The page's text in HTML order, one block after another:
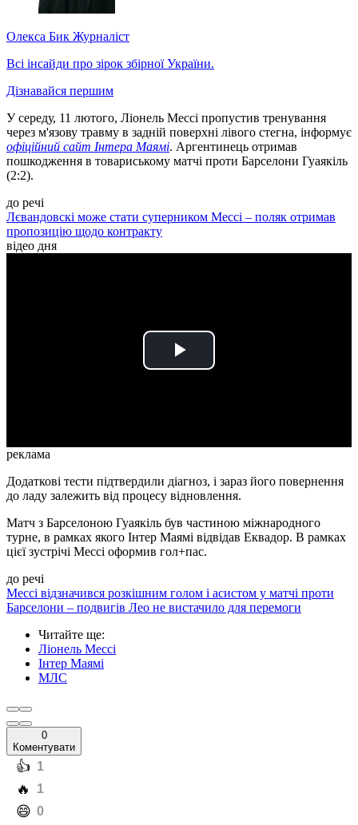
Олекса Бик Журналіст
Всі інсайди про зірок збірної України.
Дізнавайся першим
У середу, 11 лютого, Ліонель Мессі пропустив тренування
через м'язову травму в задній поверхні лівого стегна, інформує
офіційний сайт Інтера Маямі. Аргентинець отримав
пошкодження в товариському матчі проти Барселони Гуаякіль
(2:2).
до речі
Лєвандовскі може стати суперником Мессі – поляк отримав
пропозицію щодо контракту
відео дня
Play
реклама
Додаткові тести підтвердили діагноз, і зараз його повернення
до ладу залежить від процесу відновлення.
Матч з Барселоною Гуаякіль був частиною міжнародного
турне, в рамках якого Інтер Маямі відвідав Еквадор. В рамках
цієї зустрічі Мессі оформив гол+пас.
до речі
Мессі відзначився розкішним голом і асистом у матчі проти
Барселони – подвигів Лео не вистачило для перемоги
Читайте ще:
Ліонель Мессі
Інтер Маямі
МЛС
0
Коментувати
️👍 1
️🔥 1
️😄 0